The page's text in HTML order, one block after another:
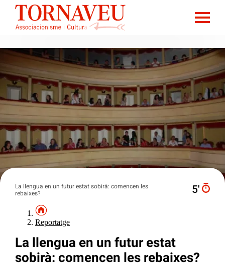
La llengua en un futur estat sobirà: comencen les
rebaixes?
5′
Reportatge
La llengua en un futur estat
sobirà: comencen les rebaixes?